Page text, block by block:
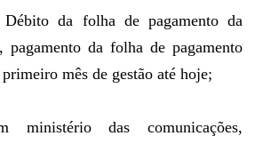
Débito da folha de pagamento da
pagamento da folha de pagamento
mês de gestão até hoje;
ministério das comunicações,